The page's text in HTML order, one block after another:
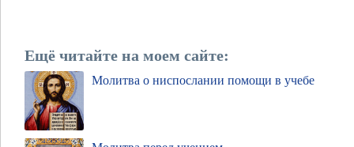
Ещё читайте на моем сайте:
Молитва о ниспослании помощи в учебе